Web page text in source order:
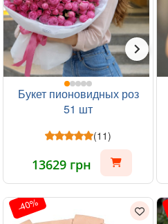
Букет пионовидных роз
51 шт
(11)
13629 грн
-40%